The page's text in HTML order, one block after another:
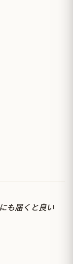
も届くと良い